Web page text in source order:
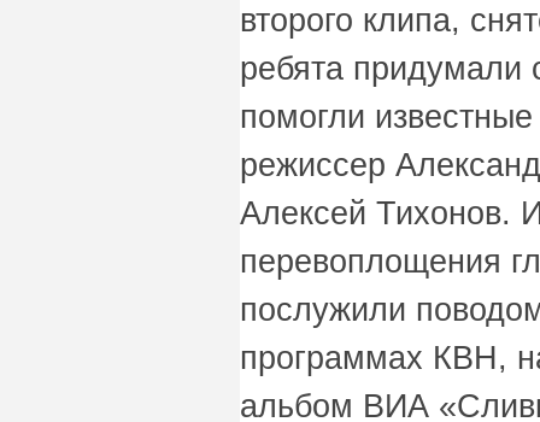
второго клипа,
ребята придумали
помогли
режиссер
Алексей Тихонов.
перевоплощения
послужили
программах КВН,
альбом ВИА